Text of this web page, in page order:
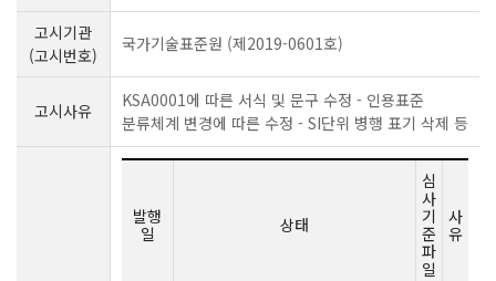
고시기관
(고시번호)
국가기술표준원 (제2019-0601호)
고시사유
KSA0001에 따른 서식 및 문구 수정 - 인용표준
분류체계 변경에 따른 수정 - SI단위 병행 표기 삭제 등
발행
일
상태
심
사
기
준
파
일
사
유